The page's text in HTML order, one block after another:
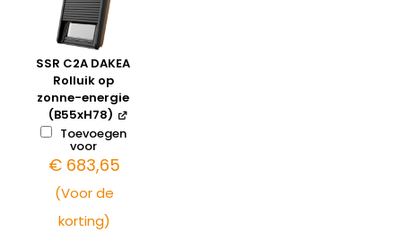
SSR C2A DAKEA
Rolluik op
zonne-energie
(B55xH78)
Toevoegen
voor
€683,65
(Voor de
korting)